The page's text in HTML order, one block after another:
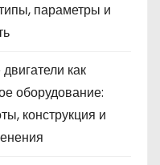
параметры и
как
оборудование:
конструкция и